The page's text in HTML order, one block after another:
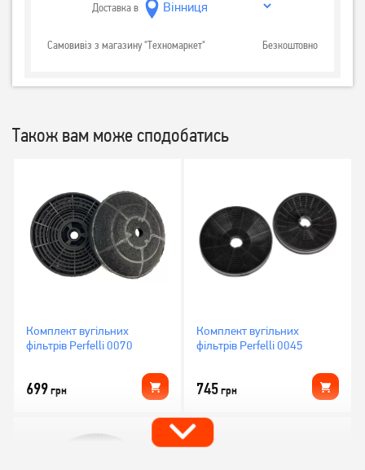
Доставка в
Самовивіз з магазину "Техномаркет" Безкоштовно
Також вам може сподобатись
Комплект вугільних
фільтрів Perfelli 0070
699грн
Комплект вугільних
фільтрів Perfelli 0045
745грн